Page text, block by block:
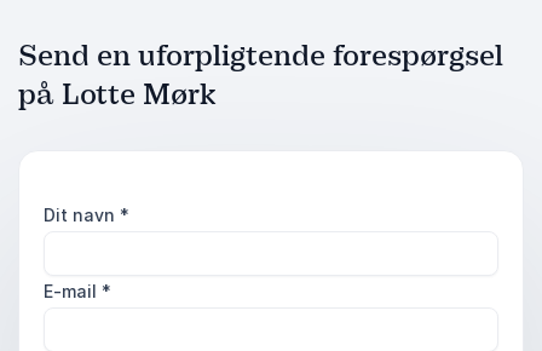
Send en uforpligtende forespørgsel
på Lotte Mørk
Dit navn *
E-mail *